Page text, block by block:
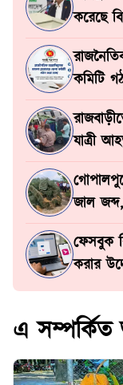
করেছে
কমিটি
যাত্রী
জাল
ফেসবুক
করার
এ